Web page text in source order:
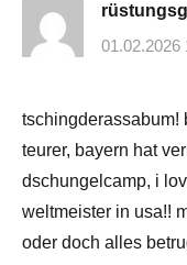
01.02.2026
tschingderassabum!
teurer, bayern hat
dschungelcamp, i
weltmeister in usa!!
oder doch alles